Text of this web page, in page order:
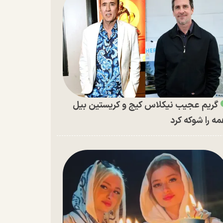
گریم عجیب نیکلاس کیج و کریستین بیل
را شوکه کرد